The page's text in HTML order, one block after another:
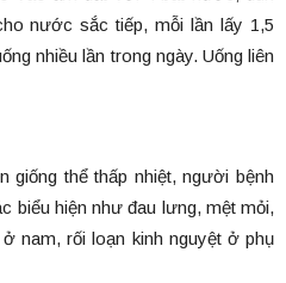
nước sắc tiếp, mỗi lần lấy 1,5
nhiều lần trong ngày. Uống liên
giống thể thấp nhiệt, người bệnh
biểu hiện như đau lưng, mệt mỏi,
nam, rối loạn kinh nguyệt ở phụ